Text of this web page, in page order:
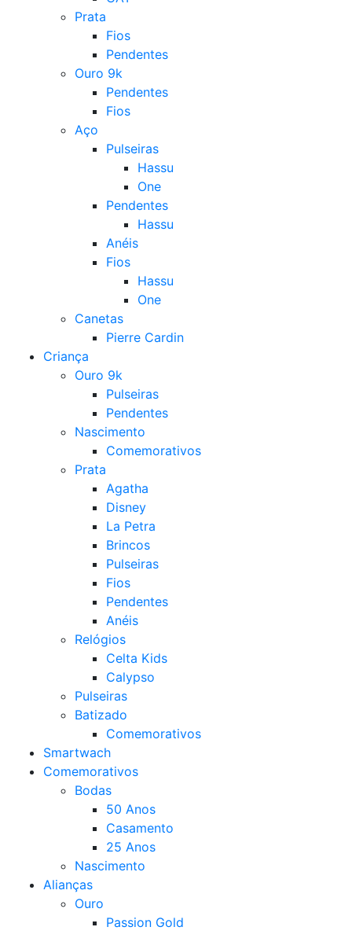
Prata
Fios
Pendentes
Ouro 9k
Pendentes
Fios
Aço
Pulseiras
Hassu
One
Pendentes
Hassu
Anéis
Fios
Hassu
One
Canetas
Pierre Cardin
Criança
Ouro 9k
Pulseiras
Pendentes
Nascimento
Comemorativos
Prata
Agatha
Disney
La Petra
Brincos
Pulseiras
Fios
Pendentes
Anéis
Relógios
Celta Kids
Calypso
Pulseiras
Batizado
Comemorativos
Smartwach
Comemorativos
Bodas
50 Anos
Casamento
25 Anos
Nascimento
Alianças
Ouro
Passion Gold